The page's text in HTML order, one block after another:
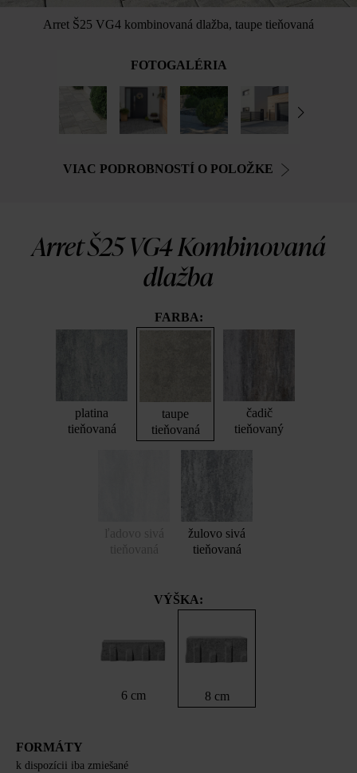
Arret Š25 VG4 kombinovaná dlažba, taupe tieňovaná
FOTOGALÉRIA
VIAC PODROBNOSTÍ O POLOŽKE
Arret Š25 VG4 Kombinovaná
dlažba
FARBA:
platina
tieňovaná
taupe
tieňovaná
čadič
tieňovaný
žulovo sivá
tieňovaná
VÝŠKA:
6 cm 8 cm
FORMÁTY
k dispozícii iba zmiešané